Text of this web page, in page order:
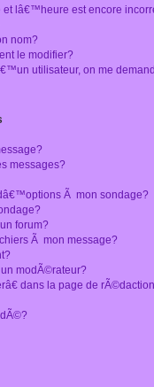
lâ€™heure est encore
nom?
le modifier?
utilisateur, on me
messages?
Ã mon sondage?
forum?
Ã mon message?
modÃ©rateur?
dans la page de